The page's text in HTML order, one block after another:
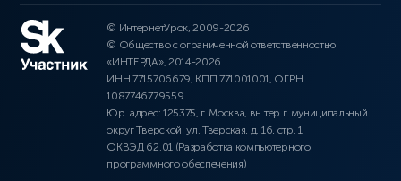
© ИнтернетУрок, 2009-2026
© Общество с ограниченной ответственностью
«ИНТЕРДА», 2014-2026
ИНН 7715706679, КПП 771001001, ОГРН
1087746779559
Юр. адрес: 125375, г. Москва, вн.тер.г. муниципальный
округ Тверской, ул. Тверская, д. 16, стр. 1
ОКВЭД 62.01 (Разработка компьютерного
программного обеспечения)